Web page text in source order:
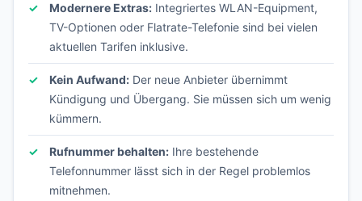
Modernere Extras: Integriertes WLAN-Equipment,
TV-Optionen oder Flatrate-Telefonie sind bei vielen
aktuellen Tarifen inklusive.
Kein Aufwand: Der neue Anbieter übernimmt
Kündigung und Übergang. Sie müssen sich um wenig
kümmern.
Rufnummer behalten: Ihre bestehende
Telefonnummer lässt sich in der Regel problemlos
mitnehmen.